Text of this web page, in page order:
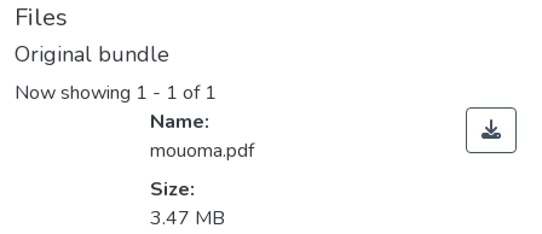
Files
Original bundle
Now showing 1 - 1 of 1
Name:
mouoma.pdf
Size:
3.47 MB